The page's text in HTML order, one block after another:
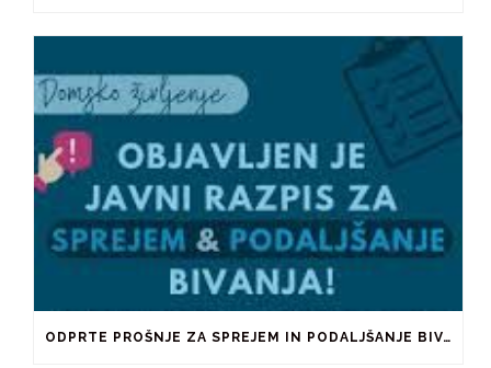
ODPRTE PROŠNJE ZA SPREJEM IN PODALJŠANJE BIVANJA V ŠTUDENTSKIH DOMOVIH IN PRI ZASEBNIKIH